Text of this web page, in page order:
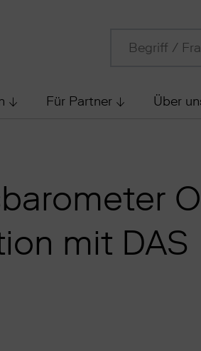
Für Partner Über
mit DAS